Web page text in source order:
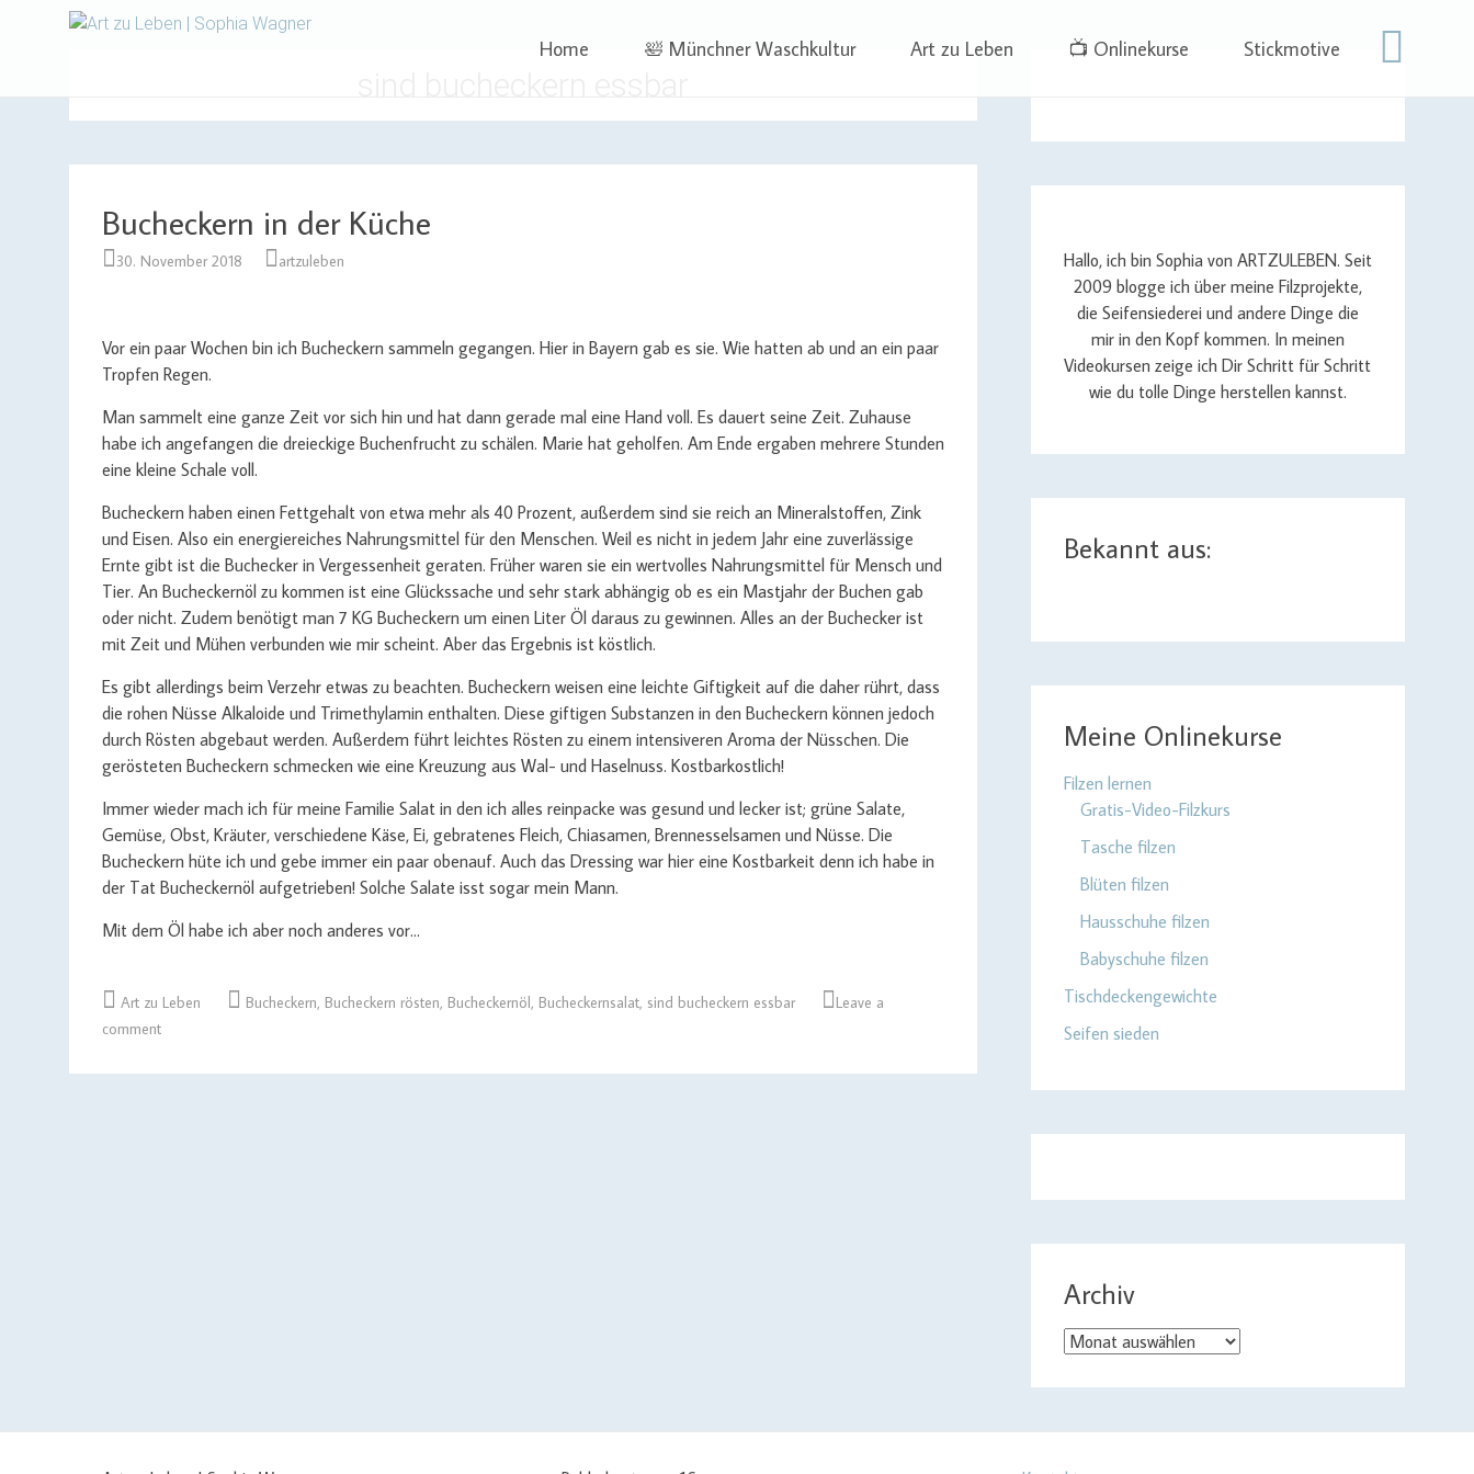
Art zu Leben | Sophia Wagner
to
Home 🛀 Münchner Waschkultur Art zu Leben 📺 Onlinekurse Stickmotive
Bucheckern in der Küche
30. November 2018 artzuleben
Vor ein paar Wochen bin ich Bucheckern sammeln gegangen. Hier in Bayern gab es sie. Wie hatten ab und an ein paar
Tropfen Regen.
Man sammelt eine ganze Zeit vor sich hin und hat dann gerade mal eine Hand voll. Es dauert seine Zeit. Zuhause
habe ich angefangen die dreieckige Buchenfrucht zu schälen. Marie hat geholfen. Am Ende ergaben mehrere Stunden
eine kleine Schale voll.
Bucheckern haben einen Fettgehalt von etwa mehr als 40 Prozent, außerdem sind sie reich an Mineralstoffen, Zink
und Eisen. Also ein energiereiches Nahrungsmittel für den Menschen. Weil es nicht in jedem Jahr eine zuverlässige
Ernte gibt ist die Buchecker in Vergessenheit geraten. Früher waren sie ein wertvolles Nahrungsmittel für Mensch und
Tier. An Bucheckernöl zu kommen ist eine Glückssache und sehr stark abhängig ob es ein Mastjahr der Buchen gab
oder nicht. Zudem benötigt man 7 KG Bucheckern um einen Liter Öl daraus zu gewinnen. Alles an der Buchecker ist
mit Zeit und Mühen verbunden wie mir scheint. Aber das Ergebnis ist köstlich.
Es gibt allerdings beim Verzehr etwas zu beachten. Bucheckern weisen eine leichte Giftigkeit auf die daher rührt, dass
die rohen Nüsse Alkaloide und Trimethylamin enthalten. Diese giftigen Substanzen in den Bucheckern können jedoch
durch Rösten abgebaut werden. Außerdem führt leichtes Rösten zu einem intensiveren Aroma der Nüsschen. Die
gerösteten Bucheckern schmecken wie eine Kreuzung aus Wal- und Haselnuss. Kostbarkostlich!
Immer wieder mach ich für meine Familie Salat in den ich alles reinpacke was gesund und lecker ist; grüne Salate,
Gemüse, Obst, Kräuter, verschiedene Käse, Ei, gebratenes Fleich, Chiasamen, Brennesselsamen und Nüsse. Die
Bucheckern hüte ich und gebe immer ein paar obenauf. Auch das Dressing war hier eine Kostbarkeit denn ich habe in
der Tat Bucheckernöl aufgetrieben! Solche Salate isst sogar mein Mann.
Mit dem Öl habe ich aber noch anderes vor…
Art zu Leben Bucheckern, Bucheckern rösten, Bucheckernöl, Bucheckernsalat, sind bucheckern essbar
Leave a
comment
Hallo, ich bin Sophia von ARTZULEBEN. Seit
2009 blogge ich über meine Filzprojekte,
die Seifensiederei und andere Dinge die
mir in den Kopf kommen. In meinen
Videokursen zeige ich Dir Schritt für Schritt
wie du tolle Dinge herstellen kannst.
Bekannt aus:
Meine Onlinekurse
Filzen lernen
Gratis-Video-Filzkurs
Tasche filzen
Blüten filzen
Hausschuhe filzen
Babyschuhe filzen
Tischdeckengewichte
Seifen sieden
Archiv
Archiv